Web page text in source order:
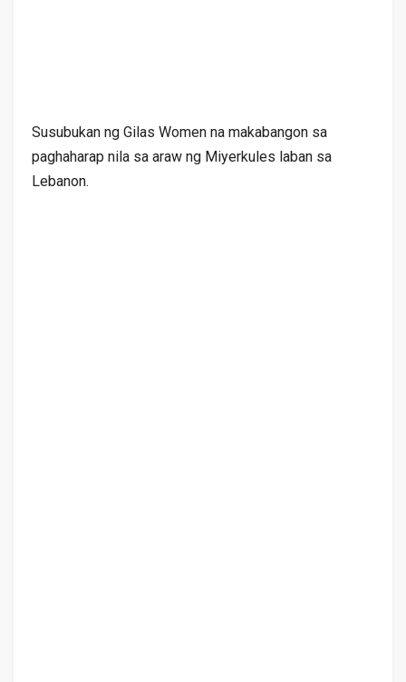
Susubukan ng Gilas Women na makabangon sa
paghaharap nila sa araw ng Miyerkules laban sa
Lebanon.